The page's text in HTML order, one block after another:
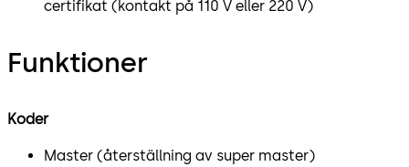
certifikat (kontakt på 110 V eller 220 V)
Funktioner
Koder
Master (återställning av super master)